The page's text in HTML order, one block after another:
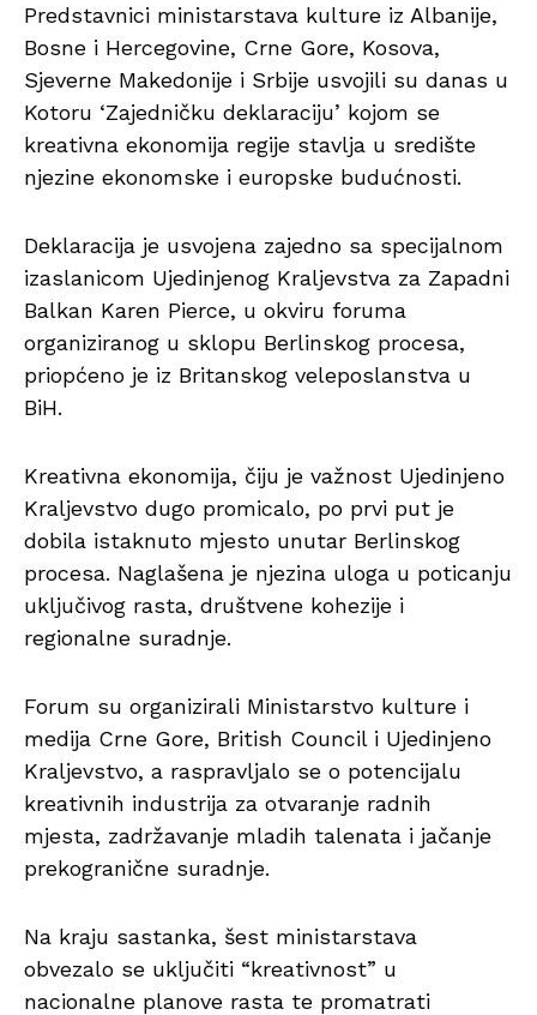
Predstavnici ministarstava kulture iz Albanije,
Bosne i Hercegovine, Crne Gore, Kosova,
Sjeverne Makedonije i Srbije usvojili su danas u
Kotoru ‘Zajedničku deklaraciju’ kojom se
kreativna ekonomija regije stavlja u središte
njezine ekonomske i europske budućnosti.
Deklaracija je usvojena zajedno sa specijalnom
izaslanicom Ujedinjenog Kraljevstva za Zapadni
Balkan Karen Pierce, u okviru foruma
organiziranog u sklopu Berlinskog procesa,
priopćeno je iz Britanskog veleposlanstva u
BiH.
Kreativna ekonomija, čiju je važnost Ujedinjeno
Kraljevstvo dugo promicalo, po prvi put je
dobila istaknuto mjesto unutar Berlinskog
procesa. Naglašena je njezina uloga u poticanju
uključivog rasta, društvene kohezije i
regionalne suradnje.
Forum su organizirali Ministarstvo kulture i
medija Crne Gore, British Council i Ujedinjeno
Kraljevstvo, a raspravljalo se o potencijalu
kreativnih industrija za otvaranje radnih
mjesta, zadržavanje mladih talenata i jačanje
prekogranične suradnje.
Na kraju sastanka, šest ministarstava
obvezalo se uključiti “kreativnost” u
nacionalne planove rasta te promatrati